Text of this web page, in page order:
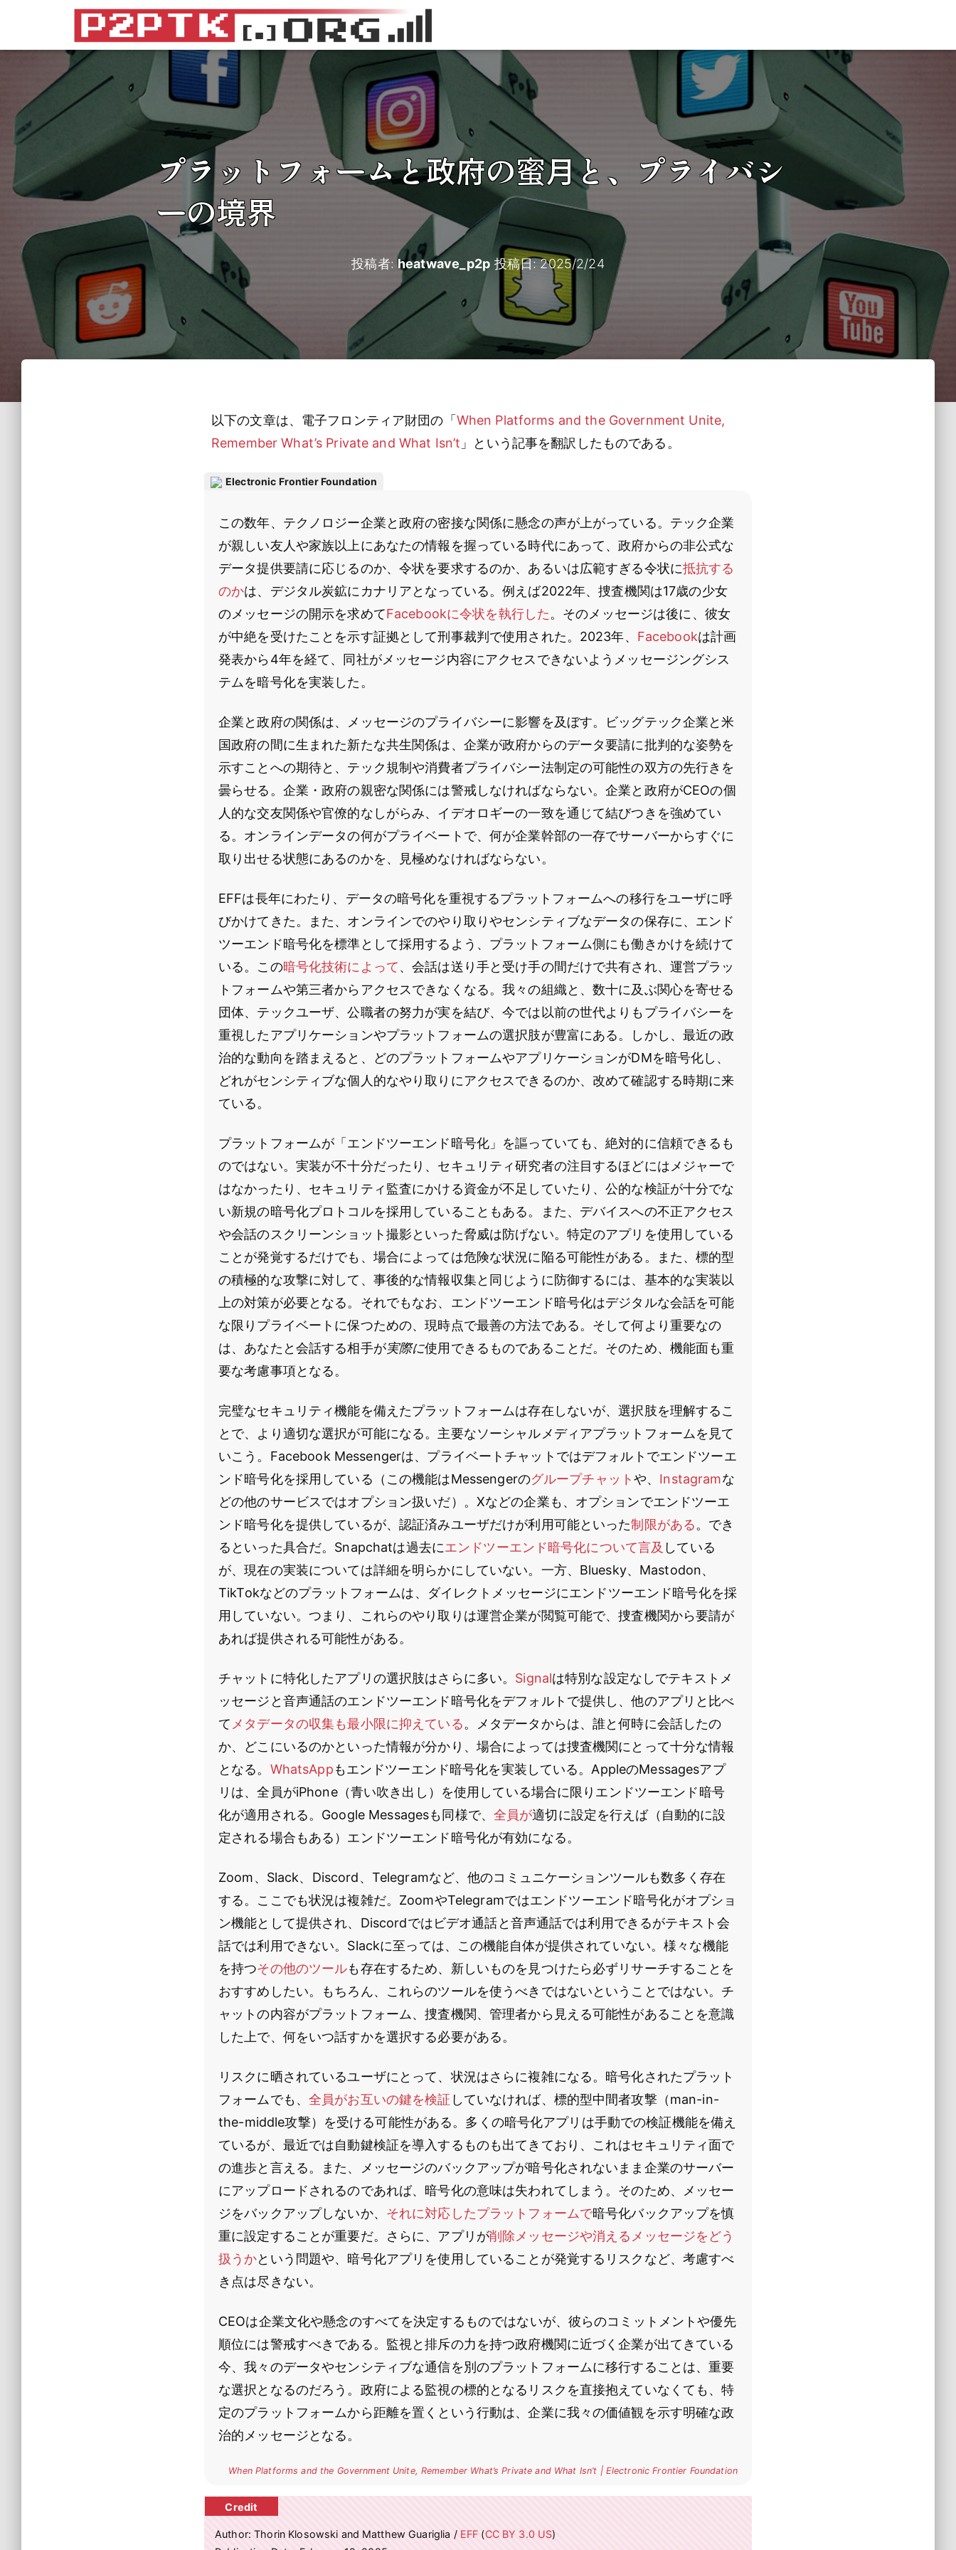
プラットフォームと政府の蜜月と、プライバシ
ーの境界
投稿者:heatwave_p2p 投稿日:2025/2/24
以下の文章は、電子フロンティア財団の「 When Platforms and the Government Unite,
Remember What’s Private and What Isn’t 」という記事を翻訳したものである。
Electronic Frontier Foundation
この数年、テクノロジー企業と政府の密接な関係に懸念の声が上がっている。テック企業
が親しい友人や家族以上にあなたの情報を握っている時代にあって、政府からの非公式な
データ提供要請に応じるのか、令状を要求するのか、あるいは広範すぎる令状に抵抗する
のかは、デジタル炭鉱にカナリアとなっている。例えば2022年、捜査機関は17歳の少女
のメッセージの開示を求めてFacebookに令状を執行した。そのメッセージは後に、彼女
が中絶を受けたことを示す証拠として刑事裁判で使用された。2023年、 Facebookは計画
発表から4年を経て、同社がメッセージ内容にアクセスできないようメッセージングシス
テムを暗号化を実装した。
企業と政府の関係は、メッセージのプライバシーに影響を及ぼす。ビッグテック企業と米
国政府の間に生まれた新たな共生関係は、企業が政府からのデータ要請に批判的な姿勢を
示すことへの期待と、テック規制や消費者プライバシー法制定の可能性の双方の先行きを
曇らせる。企業・政府の親密な関係には警戒しなければならない。企業と政府がCEOの個
人的な交友関係や官僚的なしがらみ、イデオロギーの一致を通じて結びつきを強めてい
る。オンラインデータの何がプライベートで、何が企業幹部の一存でサーバーからすぐに
取り出せる状態にあるのかを、見極めなければならない。
EFFは長年にわたり、データの暗号化を重視するプラットフォームへの移行をユーザに呼
びかけてきた。また、オンラインでのやり取りやセンシティブなデータの保存に、エンド
ツーエンド暗号化を標準として採用するよう、プラットフォーム側にも働きかけを続けて
いる。この暗号化技術によって、会話は送り手と受け手の間だけで共有され、運営プラッ
トフォームや第三者からアクセスできなくなる。我々の組織と、数十に及ぶ関心を寄せる
団体、テックユーザ、公職者の努力が実を結び、今では以前の世代よりもプライバシーを
重視したアプリケーションやプラットフォームの選択肢が豊富にある。しかし、最近の政
治的な動向を踏まえると、どのプラットフォームやアプリケーションがDMを暗号化し、
どれがセンシティブな個人的なやり取りにアクセスできるのか、改めて確認する時期に来
ている。
プラットフォームが「エンドツーエンド暗号化」を謳っていても、絶対的に信頼できるも
のではない。実装が不十分だったり、セキュリティ研究者の注目するほどにはメジャーで
はなかったり、セキュリティ監査にかける資金が不足していたり、公的な検証が十分でな
い新規の暗号化プロトコルを採用していることもある。また、デバイスへの不正アクセス
や会話のスクリーンショット撮影といった脅威は防げない。特定のアプリを使用している
ことが発覚するだけでも、場合によっては危険な状況に陥る可能性がある。また、標的型
の積極的な攻撃に対して、事後的な情報収集と同じように防御するには、基本的な実装以
上の対策が必要となる。それでもなお、エンドツーエンド暗号化はデジタルな会話を可能
な限りプライベートに保つための、現時点で最善の方法である。そして何より重要なの
は、あなたと会話する相手が実際に使用できるものであることだ。そのため、機能面も重
要な考慮事項となる。
完璧なセキュリティ機能を備えたプラットフォームは存在しないが、選択肢を理解するこ
とで、より適切な選択が可能になる。主要なソーシャルメディアプラットフォームを見て
いこう。Facebook Messengerは、プライベートチャットではデフォルトでエンドツーエ
ンド暗号化を採用している（この機能はMessengerのグループチャットや、 Instagramな
どの他のサービスではオプション扱いだ）。Xなどの企業も、オプションでエンドツーエ
ンド暗号化を提供しているが、認証済みユーザだけが利用可能といった制限がある。でき
るといった具合だ。Snapchatは過去にエンドツーエンド暗号化について言及 している
が、現在の実装については詳細を明らかにしていない。一方、Bluesky、Mastodon、
TikTokなどのプラットフォームは、ダイレクトメッセージにエンドツーエンド暗号化を採
用していない。つまり、これらのやり取りは運営企業が閲覧可能で、捜査機関から要請が
あれば提供される可能性がある。
チャットに特化したアプリの選択肢はさらに多い。 Signalは特別な設定なしでテキストメ
ッセージと音声通話のエンドツーエンド暗号化をデフォルトで提供し、他のアプリと比べ
て メタデータの収集も最小限に抑えている。メタデータからは、誰と何時に会話したの
か、どこにいるのかといった情報が分かり、場合によっては捜査機関にとって十分な情報
となる。 WhatsAppもエンドツーエンド暗号化を実装している。AppleのMessagesアプ
リは、全員がiPhone（青い吹き出し）を使用している場合に限りエンドツーエンド暗号
化が適用される。Google Messagesも同様で、 全員が適切に設定を行えば（自動的に設
定される場合もある）エンドツーエンド暗号化が有効になる。
Zoom、Slack、Discord、Telegramなど、他のコミュニケーションツールも数多く存在
する。ここでも状況は複雑だ。ZoomやTelegramではエンドツーエンド暗号化がオプショ
ン機能として提供され、Discordではビデオ通話と音声通話では利用できるがテキスト会
話では利用できない。Slackに至っては、この機能自体が提供されていない。様々な機能
を持つその他のツールも存在するため、新しいものを見つけたら必ずリサーチすることを
おすすめしたい。もちろん、これらのツールを使うべきではないということではない。チ
ャットの内容がプラットフォーム、捜査機関、管理者から見える可能性があることを意識
した上で、何をいつ話すかを選択する必要がある。
リスクに晒されているユーザにとって、状況はさらに複雑になる。暗号化されたプラット
フォームでも、 全員がお互いの鍵を検証 していなければ、標的型中間者攻撃（man-in-
the-middle攻撃）を受ける可能性がある。多くの暗号化アプリは手動での検証機能を備え
ているが、最近では自動鍵検証を導入するものも出てきており、これはセキュリティ面で
の進歩と言える。また、メッセージのバックアップが暗号化されないまま企業のサーバー
にアップロードされるのであれば、暗号化の意味は失われてしまう。そのため、メッセー
ジをバックアップしないか、 それに対応したプラットフォームで暗号化バックアップを慎
重に設定することが重要だ。さらに、アプリが削除メッセージや消えるメッセージをどう
扱うかという問題や、暗号化アプリを使用していることが発覚するリスクなど、考慮すべ
き点は尽きない。
CEOは企業文化や懸念のすべてを決定するものではないが、彼らのコミットメントや優先
順位には警戒すべきである。監視と排斥の力を持つ政府機関に近づく企業が出てきている
今、我々のデータやセンシティブな通信を別のプラットフォームに移行することは、重要
な選択となるのだろう。政府による監視の標的となるリスクを直接抱えていなくても、特
定のプラットフォームから距離を置くという行動は、企業に我々の価値観を示す明確な政
治的メッセージとなる。
When Platforms and the Government Unite, Remember What’s Private and What Isn’t | Electronic Frontier Foundation
Author: Thorin Klosowski and Matthew Guariglia / EFF (CC BY 3.0 US)